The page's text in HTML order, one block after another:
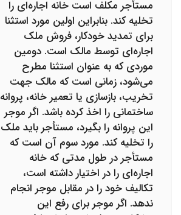
مستأجر مکلف است خانه اجاره‌ای را
تخلیه کند. بنابراین اولین مورد استثنا
برای تمدید خودکار، فروش ملک
اجاره‌ای توسط مالک است. دومین
موردی که به ‌عنوان استثنا مطرح
می‌شود، زمانی است که مالک جهت
تخریب، بازسازی یا تعمیر خانه، پروانه
ساختمانی را اخذ کرده باشد. اگر موجر
این پروانه را بگیرد، مستأجر باید ملک
را تخلیه کند. مورد سوم آن است که
مستأجر در طول مدتی که خانه
اجاره‌ای را در اختیار داشته است،
تکالیف خود را در مقابل موجر انجام
ندهد. اگر موجر برای رفع این